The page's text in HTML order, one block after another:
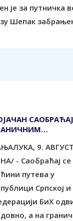
је за путничка
Шепак
9.
- Саобраћај се
путева у
Српској и
БиХ
а на